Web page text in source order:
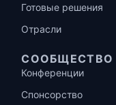
Готовые решения
Отрасли
СООБЩЕСТВО
Конференции
Спонсорство